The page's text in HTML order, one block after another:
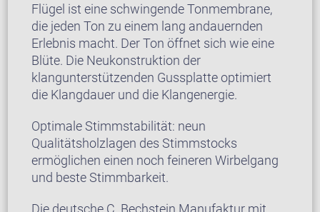
Flügel ist eine schwingende Tonmembrane,
die jeden Ton zu einem lang andauernden
Erlebnis macht. Der Ton öffnet sich wie eine
Blüte. Die Neukonstruktion der
klangunterstützenden Gussplatte optimiert
die Klangdauer und die Klangenergie.
Optimale Stimmstabilität: neun
Qualitätsholzlagen des Stimmstocks
ermöglichen einen noch feineren Wirbelgang
und beste Stimmbarkeit.
Die deutsche C. Bechstein Manufaktur mit